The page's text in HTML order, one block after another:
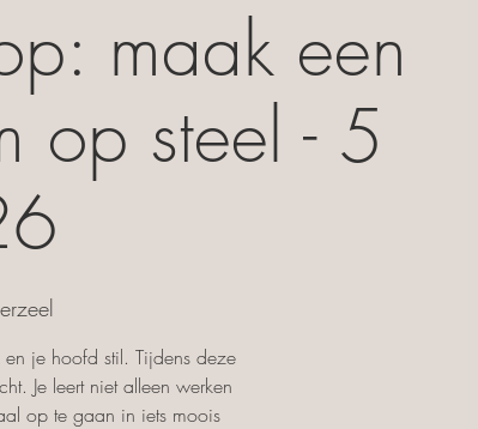
maak een
op steel - 5
je hoofd stil. Tijdens deze
Je leert niet alleen werken
op te gaan in iets moois